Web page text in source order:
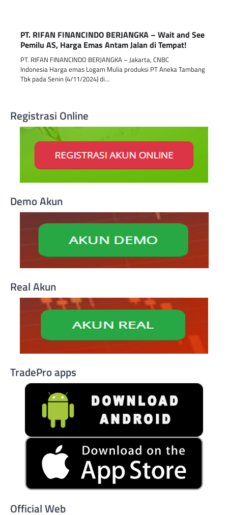
PT. RIFAN FINANCINDO BERJANGKA – Wait and See
Pemilu AS, Harga Emas Antam Jalan di Tempat!
PT. RIFAN FINANCINDO BERJANGKA – Jakarta, CNBC
Indonesia Harga emas Logam Mulia produksi PT Aneka Tambang
Tbk pada Senin (4/11/2024) di…
Registrasi Online
Demo Akun
Real Akun
TradePro apps
Official Web